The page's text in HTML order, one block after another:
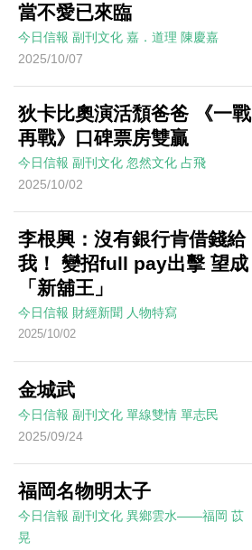
當不愛已來臨
今日信報 副刊文化 嘉．道理 陳慶嘉
2025/10/07
狄卡比奧演活頹爸爸 《一戰
再戰》口碑票房雙贏
今日信報 副刊文化 忽然文化 占飛
2025/10/02
李根興：沒有銀行肯借錢給
我！ 變招full pay出擊 望成
「新舖王」
今日信報 財經新聞 人物特寫
2025/10/02
金城武
今日信報 副刊文化 單線雙情 單志民
2025/09/24
福岡名物明太子
今日信報 副刊文化 異鄉雲水——福岡 苡
晃